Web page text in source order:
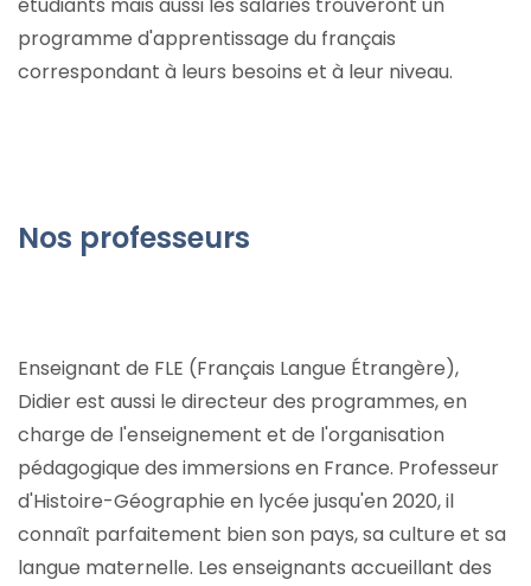
programme d'apprentissage du français
correspondant à leurs besoins et à leur niveau.
Nos professeurs
Enseignant de FLE (Français Langue Étrangère),
Didier est aussi le directeur des programmes, en
charge de l'enseignement et de l'organisation
pédagogique des immersions en France. Professeur
d'Histoire-Géographie en lycée jusqu'en 2020, il
connaît parfaitement bien son pays, sa culture et sa
langue maternelle. Les enseignants accueillant des